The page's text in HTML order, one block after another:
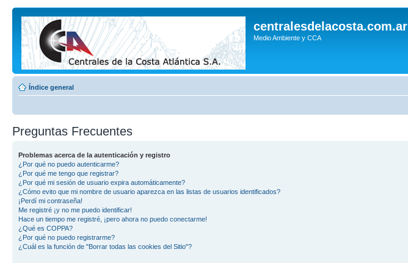
centralesdelacosta.com.ar
Medio Ambiente y CCA
Índice general
Preguntas Frecuentes
Problemas acerca de la autenticación y registro
¿Por qué no puedo autenticarme?
¿Por qué me tengo que registrar?
¿Por qué mi sesión de usuario expira automáticamente?
¿Cómo evito que mi nombre de usuario aparezca en las listas de usuarios identificados?
¡Perdí mi contraseña!
Me registré ¡y no me puedo identificar!
Hace un tiempo me registré, ¡pero ahora no puedo conectarme!
¿Qué es COPPA?
¿Por qué no puedo registrarme?
¿Cuál es la función de "Borrar todas las cookies del Sitio"?